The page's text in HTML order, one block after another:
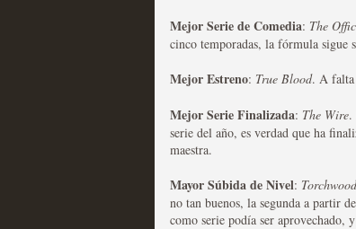
Galería con los
Televisión
MOLTISANTI
Recomendación de la semana
Mejor Serie de Comedia: The
cinco temporadas, la fórmula sigue
Mejor Estreno: True Blood. A falta
Mejor Serie Finalizada: The Wire.
serie del año, es verdad que ha
maestra.
Mayor Súbida de Nivel:
no tan buenos, la segunda a partir
como serie podía ser aprovechado,